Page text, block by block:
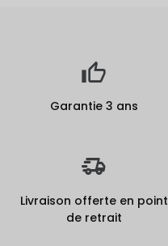
Garantie 3 ans
Livraison offerte en point
de retrait